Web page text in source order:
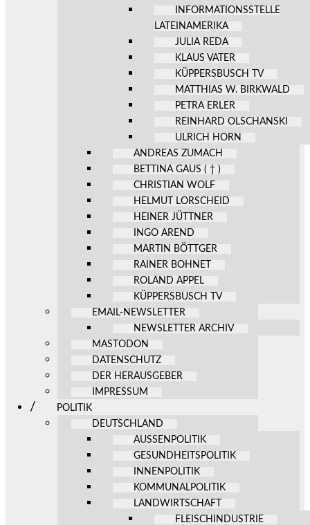
INFORMATIONSSTELLE
LATEINAMERIKA
JULIA REDA
KLAUS VATER
KÜPPERSBUSCH TV
MATTHIAS W. BIRKWALD
PETRA ERLER
REINHARD OLSCHANSKI
ULRICH HORN
ANDREAS ZUMACH
BETTINA GAUS ( † )
CHRISTIAN WOLF
HELMUT LORSCHEID
HEINER JÜTTNER
INGO AREND
MARTIN BÖTTGER
RAINER BOHNET
ROLAND APPEL
KÜPPERSBUSCH TV
EMAIL-NEWSLETTER
NEWSLETTER ARCHIV
MASTODON
DATENSCHUTZ
DER HERAUSGEBER
IMPRESSUM
POLITIK
DEUTSCHLAND
AUSSENPOLITIK
GESUNDHEITSPOLITIK
INNENPOLITIK
KOMMUNALPOLITIK
LANDWIRTSCHAFT
FLEISCHINDUSTRIE